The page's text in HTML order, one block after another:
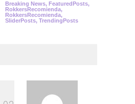
Breaking News, FeaturedPosts,
RokkersRecomienda,
RokkersRecomienda,
SliderPosts, TrendingPosts